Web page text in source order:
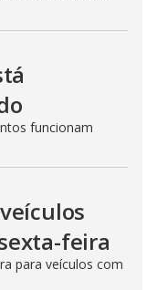
funcionam
feira
para veículos com